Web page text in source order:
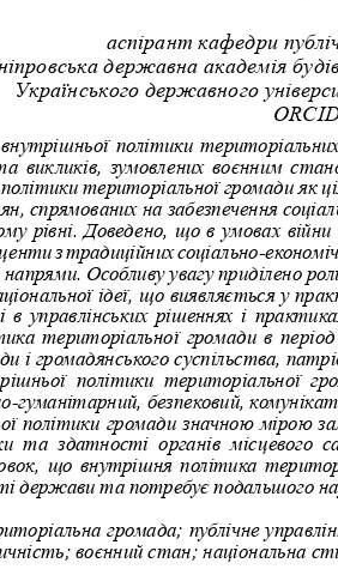
аспірант кафедри
державна академія
Українського державного
політики
викликів, зумовлених воєнним
територіальної громади як
спрямованих на забезпечення
рівні. Доведено, що в умовах
з традиційних соціально-
Особливу увагу приділено
ідеї, що виявляється у
управлінських рішеннях і
територіальної громади в
і громадянського суспільства,
політики  територіальної
гуманітарний, безпековий,
політики громади значною мірою
та  здатності  органів  місцевого
що внутрішня політика
держави та потребує подальшого
громада; публічне
воєнний стан; національна